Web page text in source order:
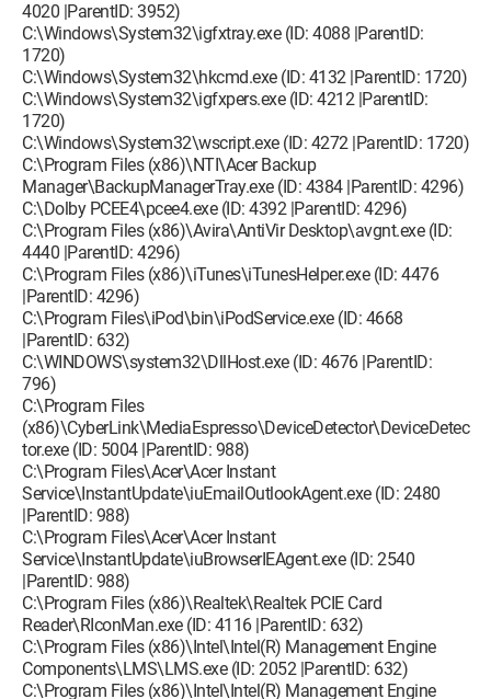
4020 |ParentID: 3952)
C:\Windows\System32\igfxtray.exe (ID: 4088 |ParentID:
1720)
C:\Windows\System32\hkcmd.exe (ID: 4132 |ParentID: 1720)
C:\Windows\System32\igfxpers.exe (ID: 4212 |ParentID:
1720)
C:\Windows\System32\wscript.exe (ID: 4272 |ParentID: 1720)
C:\Program Files (x86)\NTI\Acer Backup
Manager\BackupManagerTray.exe (ID: 4384 |ParentID: 4296)
C:\Dolby PCEE4\pcee4.exe (ID: 4392 |ParentID: 4296)
C:\Program Files (x86)\Avira\AntiVir Desktop\avgnt.exe (ID:
4440 |ParentID: 4296)
C:\Program Files (x86)\iTunes\iTunesHelper.exe (ID: 4476
|ParentID: 4296)
C:\Program Files\iPod\bin\iPodService.exe (ID: 4668
|ParentID: 632)
C:\WINDOWS\system32\DllHost.exe (ID: 4676 |ParentID:
796)
C:\Program Files
(x86)\CyberLink\MediaEspresso\DeviceDetector\DeviceDetec
tor.exe (ID: 5004 |ParentID: 988)
C:\Program Files\Acer\Acer Instant
Service\InstantUpdate\iuEmailOutlookAgent.exe (ID: 2480
|ParentID: 988)
C:\Program Files\Acer\Acer Instant
Service\InstantUpdate\iuBrowserIEAgent.exe (ID: 2540
|ParentID: 988)
C:\Program Files (x86)\Realtek\Realtek PCIE Card
Reader\RIconMan.exe (ID: 4116 |ParentID: 632)
C:\Program Files (x86)\Intel\Intel(R) Management Engine
Components\LMS\LMS.exe (ID: 2052 |ParentID: 632)
C:\Program Files (x86)\Intel\Intel(R) Management Engine